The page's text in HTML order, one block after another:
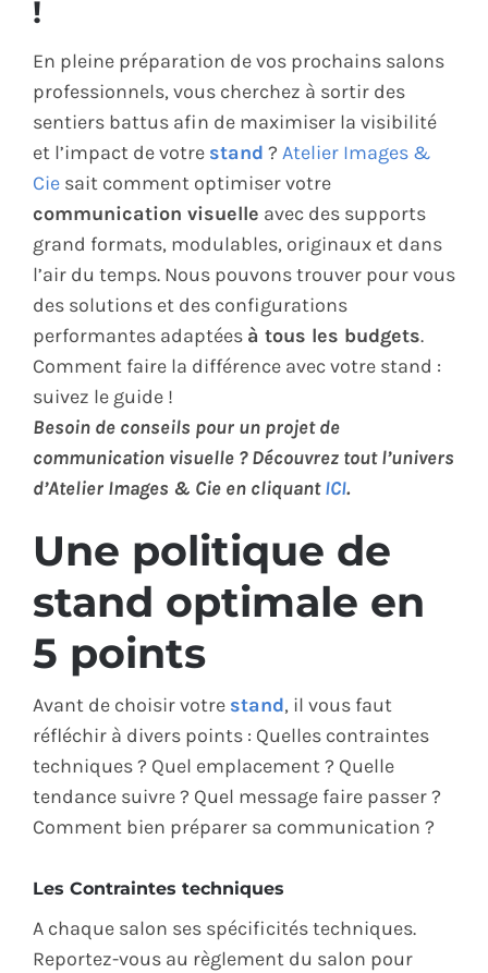
ÉCO-RESPONSABLE
CONTACT
!
En pleine préparation de vos prochains salons
professionnels, vous cherchez à sortir des
sentiers battus afin de maximiser la visibilité
et l’impact de votre stand ? Atelier Images &
Cie sait comment optimiser votre
communication visuelle avec des supports
grand formats, modulables, originaux et dans
l’air du temps. Nous pouvons trouver pour vous
des solutions et des configurations
performantes adaptées à tous les budgets.
Comment faire la différence avec votre stand :
suivez le guide !
Besoin de conseils pour un projet de
communication visuelle ? Découvrez tout l’univers
d’Atelier Images & Cie en cliquantICI.
Une politique de
stand optimale en
5 points
Avant de choisir votre stand, il vous faut
réfléchir à divers points : Quelles contraintes
techniques ? Quel emplacement ? Quelle
tendance suivre ? Quel message faire passer ?
Comment bien préparer sa communication ?
Les Contraintes techniques
A chaque salon ses spécificités techniques.
Reportez-vous au règlement du salon pour